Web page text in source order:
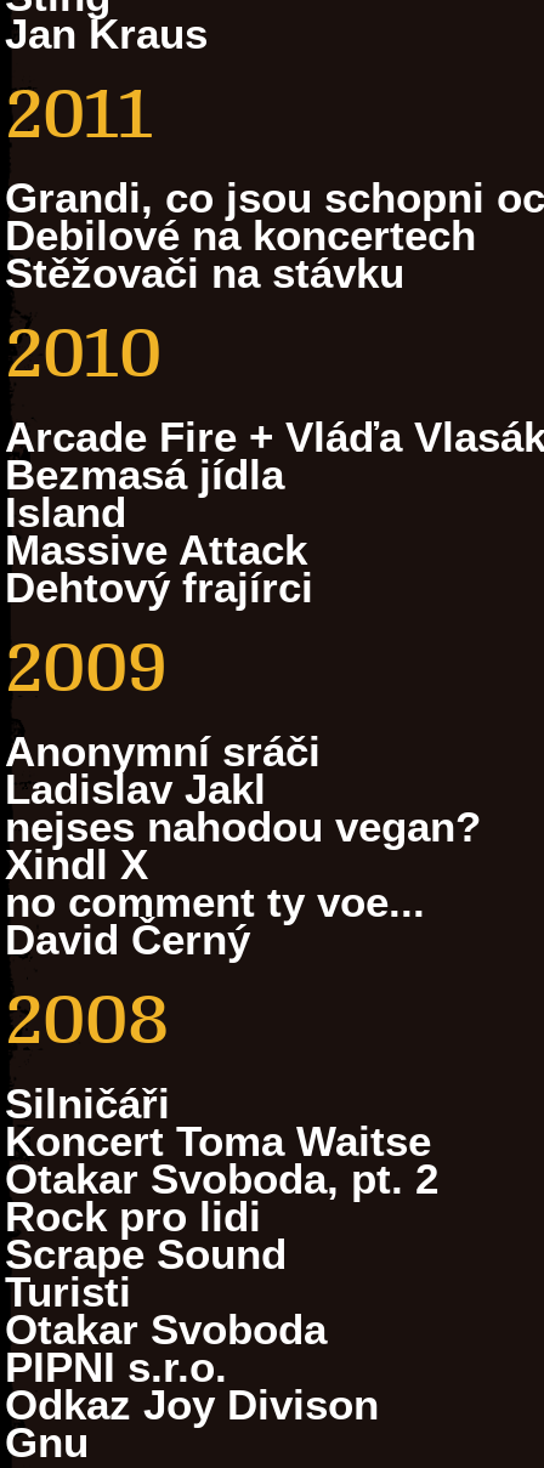
Jan Kraus
2011
Grandi, co jsou schopni
Debilové na koncertech
Stěžovači na stávku
2010
Arcade Fire + Vláďa
Bezmasá jídla
Island
Massive Attack
Dehtový frajírci
2009
Anonymní sráči
Ladislav Jakl
nejses nahodou vegan?
Xindl X
no comment ty voe...
David Černý
2008
Silničáři
Koncert Toma Waitse
Otakar Svoboda, pt. 2
Rock pro lidi
Scrape Sound
Turisti
Otakar Svoboda
PIPNI s.r.o.
Odkaz Joy Divison
Gnu